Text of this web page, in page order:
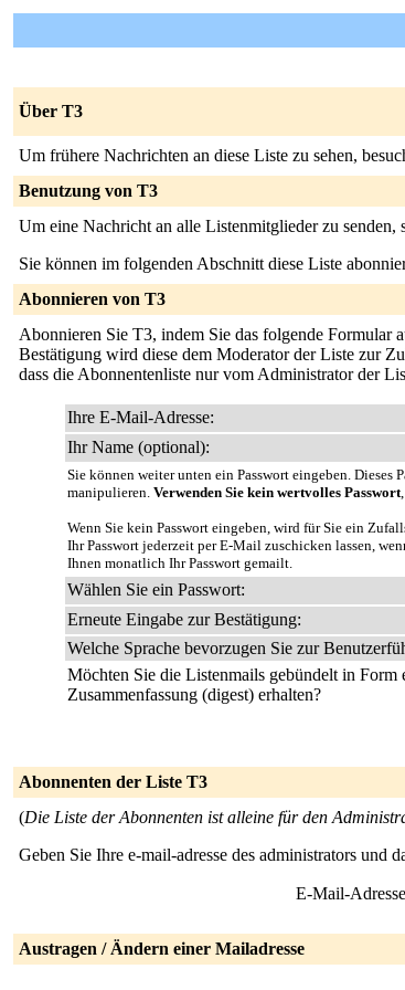
Über T3
Um frühere Nachrichten an diese Liste zu sehen,
Benutzung von T3
Um eine Nachricht an alle Listenmitglieder zu senden,
Sie können im folgenden Abschnitt diese Liste
Abonnieren von T3
Abonnieren Sie T3, indem Sie das folgende Formular
Bestätigung wird diese dem Moderator der Liste zur
dass die Abonnentenliste nur vom Administrator der
Ihre E-Mail-Adresse:
Ihr Name (optional):
Sie können weiter unten ein Passwort eingeben. Dieses
manipulieren. Verwenden Sie kein wertvolles Passwort
Wenn Sie kein Passwort eingeben, wird für Sie ein
Ihr Passwort jederzeit per E-Mail zuschicken lassen,
Ihnen monatlich Ihr Passwort gemailt.
Wählen Sie ein Passwort:
Erneute Eingabe zur Bestätigung:
Welche Sprache bevorzugen Sie zur
Möchten Sie die Listenmails gebündelt in Form
Zusammenfassung (digest) erhalten?
Abonnenten der Liste T3
(Die Liste der Abonnenten ist alleine für den
Geben Sie Ihre e-mail-adresse des administrators und
E-Mail-
Austragen / Ändern einer Mailadresse